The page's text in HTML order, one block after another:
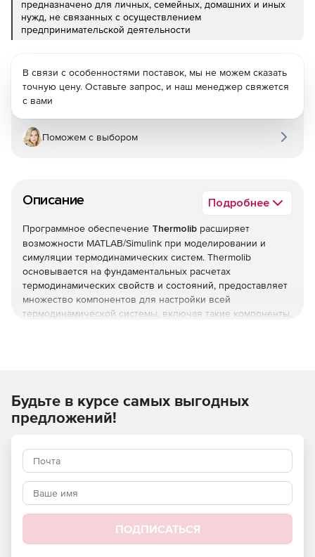
предназначено для личных, семейных, домашних и иных
нужд, не связанных с осуществлением
предпринимательской деятельности
Описание Подробнее
Программное обеспечение Thermolib расширяет
возможности MATLAB/Simulink при моделировании и
симуляции термодинамических систем. Thermolib
основывается на фундаментальных расчетах
термодинамических свойств и состояний, предоставляет
множество компонентов для настройки всей
термодинамической системы, включая такие компоненты,
Thermolib является оптимальным инструментом
моделирования термодинамических систем –
отопления, генерации мощности, теплонасосов,
холодильных установок, топливных элементов и др.
Thermolib легко интегрируется со средствами MathWorks,
быстрого прототипирования управляющих алгоритмов и
симуляций программно-аппаратного моделирования.
В связи с особенностями поставок, мы не можем сказать
точную цену. Оставьте запрос, и наш менеджер свяжется
с вами
Поможем с выбором
Будьте в курсе самых выгодных
предложений!
ПОДПИСАТЬСЯ